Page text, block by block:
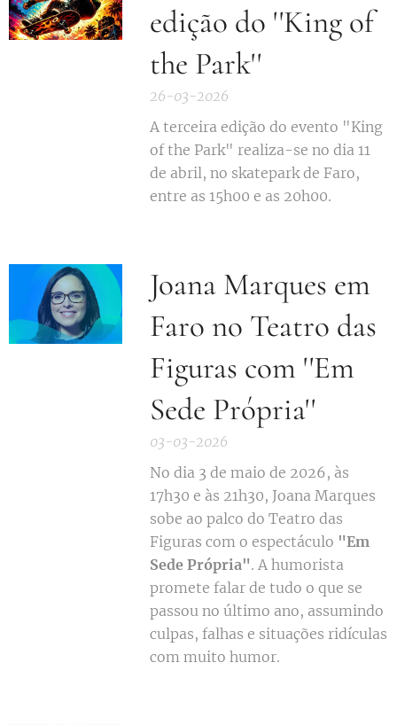
edição do ''King of
the Park''
26-03-2026
A terceira edição do evento "King
of the Park" realiza-se no dia 11
de abril, no skatepark de Faro,
entre as 15h00 e as 20h00.
Joana Marques em
Faro no Teatro das
Figuras com ''Em
Sede Própria''
03-03-2026
No dia 3 de maio de 2026, às
17h30 e às 21h30, Joana Marques
sobe ao palco do Teatro das
Figuras com o espectáculo "Em
Sede Própria". A humorista
promete falar de tudo o que se
passou no último ano, assumindo
culpas, falhas e situações ridículas
com muito humor.